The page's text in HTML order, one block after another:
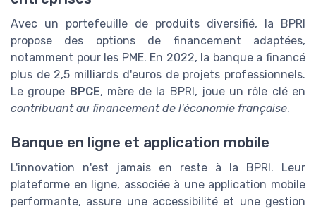
Avec un portefeuille de produits diversifié, la BPRI
propose des options de financement adaptées,
notamment pour les PME. En 2022, la banque a financé
plus de 2,5 milliards d'euros de projets professionnels.
Le groupe BPCE, mère de la BPRI, joue un rôle clé en
contribuant au financement de l'économie française.
Banque en ligne et application mobile
L'innovation n'est jamais en reste à la BPRI. Leur
plateforme en ligne, associée à une application mobile
performante, assure une accessibilité et une gestion